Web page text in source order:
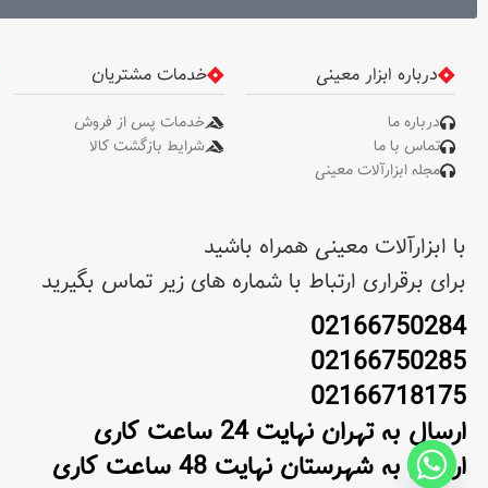
درباره ابزار معینی
درباره ما
تماس با ما
مجله ابزارآلات معینی
خدمات مشتریان
خدمات پس از فروش
شرایط بازگشت کالا
با ابزارآلات معینی همراه باشید
برای برقراری ارتباط با شماره های زیر تماس بگیرید
02166750284
02166750285
02166718175
ارسال به تهران نهایت 24 ساعت کاری
ارسال به شهرستان نهایت 48 ساعت کاری